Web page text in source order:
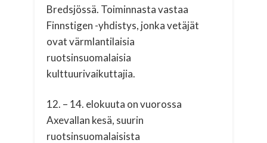
Bredsjössä. Toiminnasta vastaa
Finnstigen -yhdistys, jonka vetäjät
ovat värmlantilaisia
ruotsinsuomalaisia
kulttuurivaikuttajia.
12. – 14. elokuuta on vuorossa
Axevallan kesä, suurin
ruotsinsuomalaisista